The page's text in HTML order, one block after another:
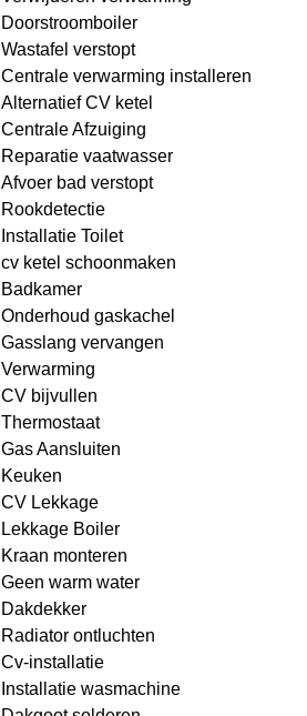
Doorstroomboiler
Wastafel verstopt
Centrale verwarming installeren
Alternatief CV ketel
Centrale Afzuiging
Reparatie vaatwasser
Afvoer bad verstopt
Rookdetectie
Installatie Toilet
cv ketel schoonmaken
Badkamer
Onderhoud gaskachel
Gasslang vervangen
Verwarming
CV bijvullen
Thermostaat
Gas Aansluiten
Keuken
CV Lekkage
Lekkage Boiler
Kraan monteren
Geen warm water
Dakdekker
Radiator ontluchten
Cv-installatie
Installatie wasmachine